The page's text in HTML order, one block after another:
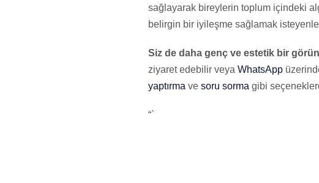
sağlayarak bireylerin toplum içindeki
belirgin bir iyileşme sağlamak
Siz de daha genç ve estetik bir
ziyaret edebilir veya WhatsApp
yaptırma ve soru sorma gibi
“`